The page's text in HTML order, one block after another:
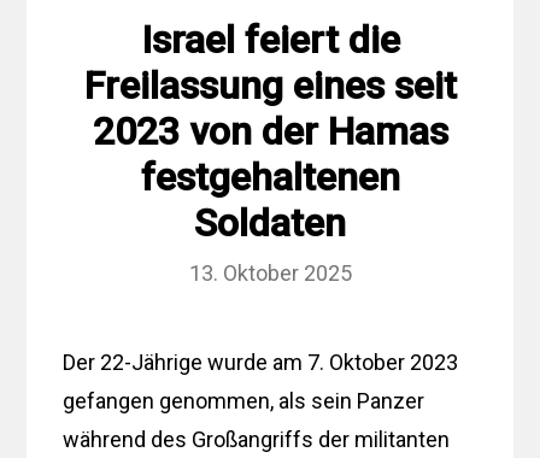
Israel feiert die
Freilassung eines seit
2023 von der Hamas
festgehaltenen
Soldaten
13. Oktober 2025
Der 22-Jährige wurde am 7. Oktober 2023
gefangen genommen, als sein Panzer
während des Großangriffs der militanten